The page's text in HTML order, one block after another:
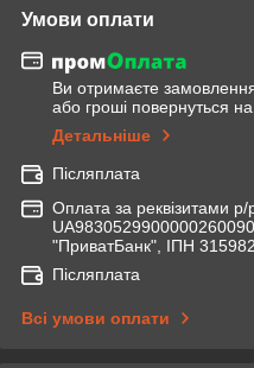
Умови оплати
Ви отримаєте
або гроші повернуться
Детальніше
Післяплата
Оплата за реквізитами р/
"ПриватБанк", ІПН
Післяплата
Всі умови оплати